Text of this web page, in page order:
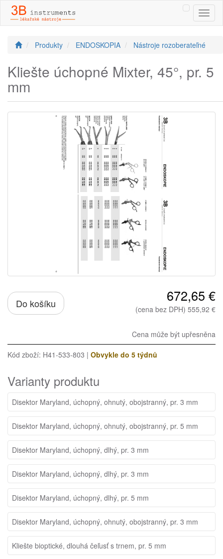
Produkty ENDOSKOPIA Nástroje rozoberateľné
Kliešte úchopné Mixter, 45°, pr. 5
mm
Do košíku 672,65 €
(cena bez DPH) 555,92 €
Cena může být upřesněna
Kód zboží: H41-533-803 | Obvykle do 5 týdnů
Varianty produktu
Disektor Maryland, úchopný, ohnutý, obojstranný, pr. 3 mm
Disektor Maryland, úchopný, ohnutý, obojstranný, pr. 5 mm
Disektor Maryland, úchopný, dlhý, pr. 3 mm
Disektor Maryland, úchopný, dlhý, pr. 3 mm
Disektor Maryland, úchopný, dlhý, pr. 5 mm
Disektor Maryland, úchopný, ohnutý, obojstranný, pr. 3 mm
Kliešte bioptické, dlouhá čeľusť s trnem, pr. 5 mm